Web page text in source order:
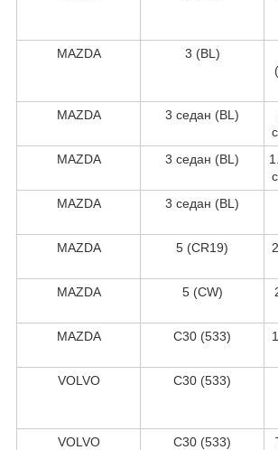
MAZDA
3 (BL)
MAZDA
3 седан (BL)
MAZDA
3 седан (BL)
MAZDA
3 седан (BL)
MAZDA
5 (CR19)
MAZDA
5 (CW)
MAZDA
C30 (533)
VOLVO
C30 (533)
VOLVO
C30 (533)